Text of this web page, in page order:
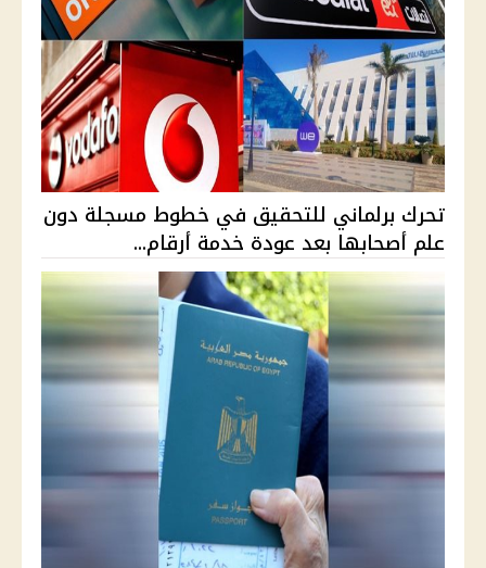
تحرك برلماني للتحقيق في خطوط مسجلة دون
علم أصحابها بعد عودة خدمة أرقام...